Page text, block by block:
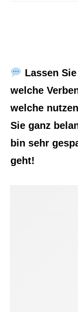
Lassen
welche
welche
Sie ganz
bin sehr
geht!